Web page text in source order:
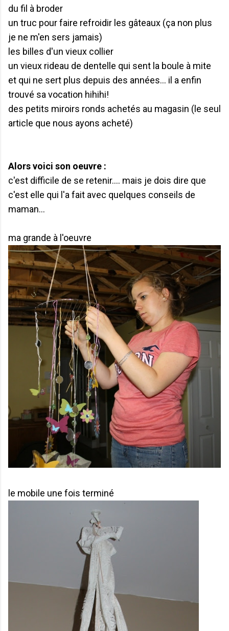
du fil à broder
un truc pour faire refroidir les gâteaux (ça non plus
je ne m'en sers jamais)
les billes d'un vieux collier
un vieux rideau de dentelle qui sent la boule à mite
et qui ne sert plus depuis des années... il a enfin
trouvé sa vocation hihihi!
des petits miroirs ronds achetés au magasin (le seul
article que nous ayons acheté)
Alors voici son oeuvre :
c'est difficile de se retenir.... mais je dois dire que
c'est elle qui l'a fait avec quelques conseils de
maman...
ma grande à l'oeuvre
le mobile une fois terminé